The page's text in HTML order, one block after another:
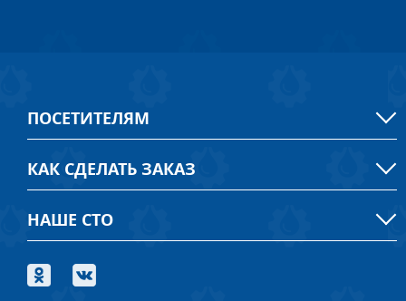
ПОСЕТИТЕЛЯМ
КАК СДЕЛАТЬ ЗАКАЗ
НАШЕ СТО